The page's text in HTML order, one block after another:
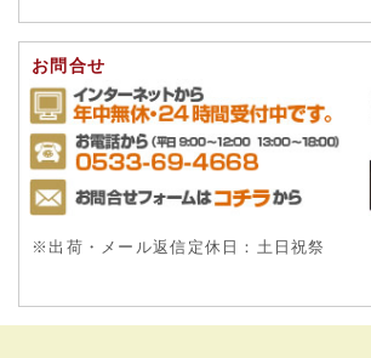
お問合せ
※出荷・メール返信定休日：土日祝祭